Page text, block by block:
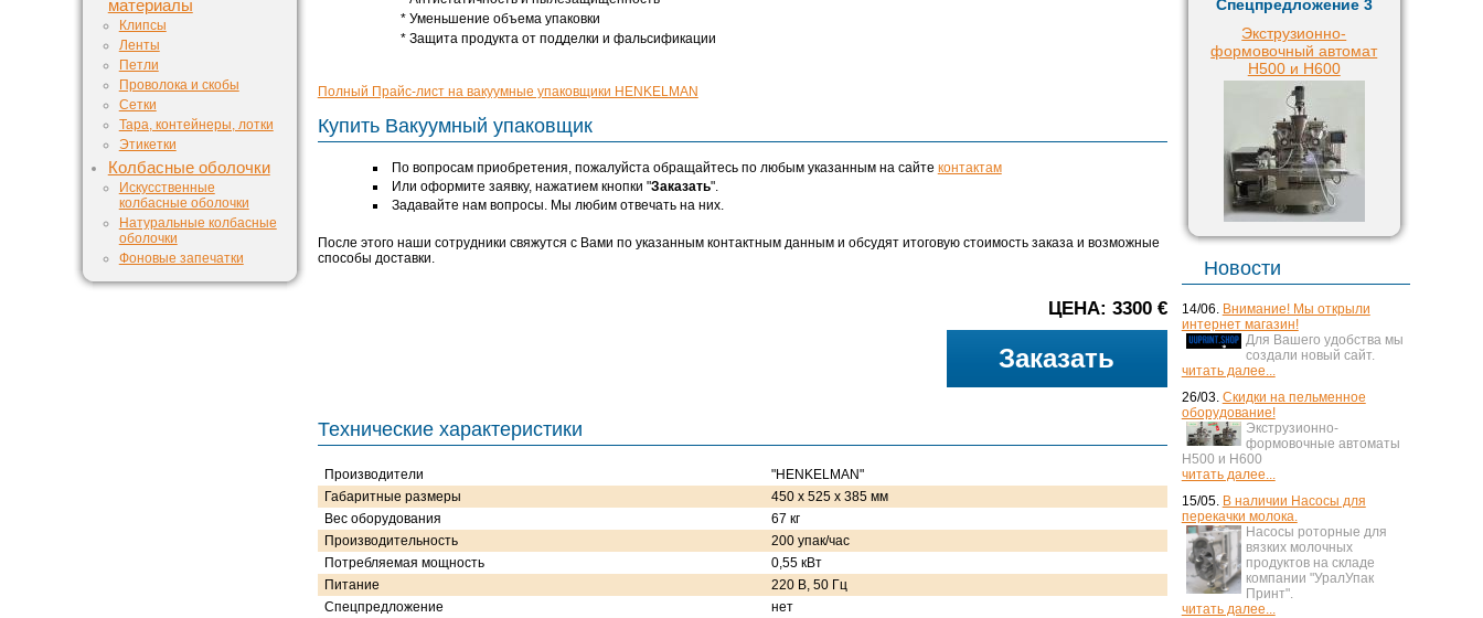
материалы
Клипсы
Ленты
Петли
Проволока и скобы
Сетки
Тара, контейнеры, лотки
Этикетки
Колбасные оболочки
Искусственные
колбасные оболочки
Натуральные колбасные
оболочки
Фоновые запечатки
* Уменьшение объема упаковки
* Защита продукта от подделки и фальсификации
Полный Прайс-лист на вакуумные упаковщики HENKELMAN
Купить Вакуумный упаковщик
По вопросам приобретения, пожалуйста обращайтесь по любым указанным на сайте контактам
Или оформите заявку, нажатием кнопки "Заказать".
Задавайте нам вопросы. Мы любим отвечать на них.
После этого наши сотрудники свяжутся с Вами по указанным контактным данным и обсудят итоговую стоимость заказа и возможные
способы доставки.
ЦЕНА: 3300 €
Заказать
Технические характеристики
Производители
"HENKELMAN"
Габаритные размеры
450 х 525 х 385 мм
Вес оборудования
67 кг
Производительность
200 упак/час
Потребляемая мощность
0,55 кВт
Питание
220 В, 50 Гц
Спецпредложение
нет
Спецпредложение 3
Экструзионно-
формовочный автомат
H500 и H600
Новости
14/06. Внимание! Мы открыли
интернет магазин!
Для Вашего удобства мы
создали новый сайт.
читать далее...
26/03. Скидки на пельменное
оборудование!
Экструзионно-
формовочные автоматы
H500 и H600
читать далее...
15/05. В наличии Насосы для
перекачки молока.
Насосы роторные для
вязких молочных
продуктов на складе
компании "УралУпак
Принт".
читать далее...